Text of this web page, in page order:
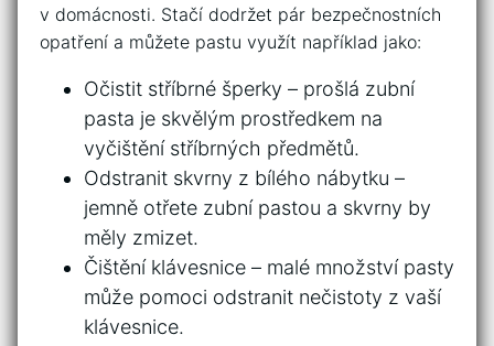
v domácnosti. Stačí ‌dodržet pár bezpečnostních
⁣opatření a můžete pastu využít ​například ⁣jako:
Očistit stříbrné šperky⁣ – prošlá zubní
pasta⁤ je⁤ skvělým ‌prostředkem na‌
vyčištění stříbrných předmětů.
Odstranit skvrny z bílého ⁤nábytku –
jemně otřete zubní⁣ pastou ​a skvrny by
měly zmizet.
Čištění klávesnice​ – malé množství pasty
může pomoci odstranit nečistoty z vaší
klávesnice.